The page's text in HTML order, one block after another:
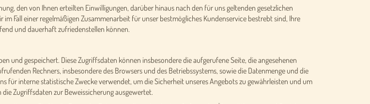
den von Ihnen erteilten Einwilligungen, darüber hinaus nach den für uns geltenden gesetzlichen
Fall einer regelmäßigen Zusammenarbeit für unser bestmögliches Kundenservice bestrebt sind, Ihre
und dauerhaft zufriedenstellen können.
und gespeichert. Diese Zugriffsdaten können insbesondere die aufgerufene Seite, die angesehenen
Rechners, insbesondere des Browsers und des Betriebssystems, sowie die Datenmenge und die
für interne statistische Zwecke verwendet, um die Sicherheit unseres Angebots zu gewährleisten und um
Zugriffsdaten zur Beweissicherung ausgewertet.